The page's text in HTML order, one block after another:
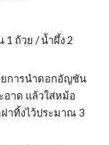
ถ้วย / น้ำผึ้ง 2
การนำดอกอัญชัน
อาด แล้วใส่หม้อ
าทิ้งไว้ประมาณ 3